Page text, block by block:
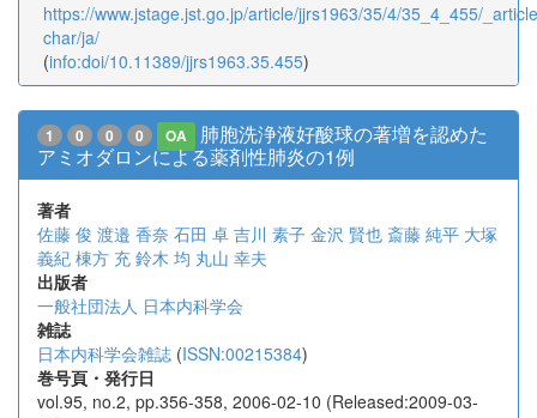
https://www.jstage.jst.go.jp/article/jjrs1963/35/4/35_4_455/
char/ja/
(info:doi/10.11389/jjrs1963.35.455)
1 0 0 0 OA
肺胞洗浄液好酸球の著増を認めた
アミオダロンによる薬剤性肺炎の1例
著者
佐藤 俊 渡邉 香奈 石田 卓 吉川 素子 金沢 賢也 斎藤 純平 大塚
義紀 棟方 充 鈴木 均 丸山 幸夫
出版者
一般社団法人 日本内科学会
雑誌
日本内科学会雑誌 (ISSN:00215384)
巻号頁・発行日
vol.95, no.2, pp.356-358, 2006-02-10 (Released:2009-03-